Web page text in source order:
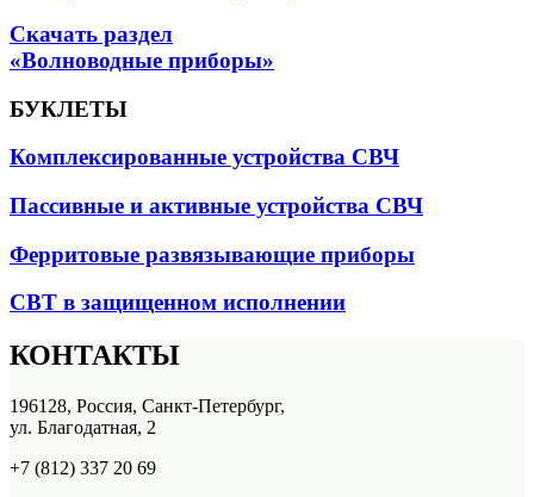
Скачать раздел
«Волноводные приборы»
БУКЛЕТЫ
Комплексированные устройства СВЧ
Пассивные и активные устройства СВЧ
Ферритовые развязывающие приборы
СВТ в защищенном исполнении
КОНТАКТЫ
196128, Россия, Санкт-Петербург,
ул. Благодатная, 2
+7 (812) 337 20 69